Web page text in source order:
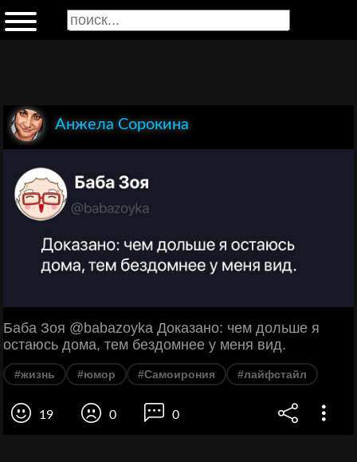
Анжела Сорокина
Баба Зоя @babazoyka Доказано: чем дольше я
остаюсь дома, тем бездомнее у меня вид.
#жизнь #юмор #Самоирония #лайфстайл
19 0 0